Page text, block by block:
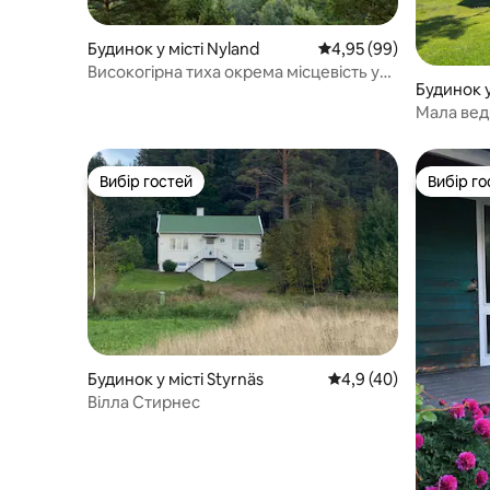
Будинок у місті Nyland Середня оцінка: 4,95
4,95 (99)
Високогірна тиха окрема місцевість у
Будинок
Мала
Вибір гостей
Вибір гостей
Будинок у місті Styrnäs Середня оцінка: 4,9
4,9 (40)
Вілла Стирнес
Вибір
Вибір